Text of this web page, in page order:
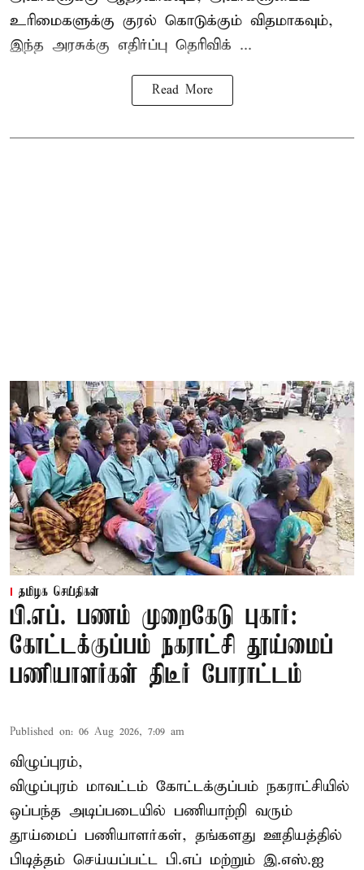
உரிமைகளுக்கு குரல் கொடுக்கும் விதமாகவும்,
இந்த அரசுக்கு எதிர்ப்பு தெரிவிக் ...
Read More
தமிழக செய்திகள்
பி.எப். பணம் முறைகேடு புகார்:
கோட்டக்குப்பம் நகராட்சி தூய்மைப்
பணியாளர்கள் திடீர் போராட்டம்
Published on: 06 Aug 2026, 7:09 am
விழுப்புரம்,
விழுப்புரம் மாவட்டம் கோட்டக்குப்பம் நகராட்சியில்
ஒப்பந்த அடிப்படையில் பணியாற்றி வரும்
தூய்மைப் பணியாளர்கள், தங்களது ஊதியத்தில்
பிடித்தம் செய்யப்பட்ட பி.எப் மற்றும் இ.எஸ்.ஐ